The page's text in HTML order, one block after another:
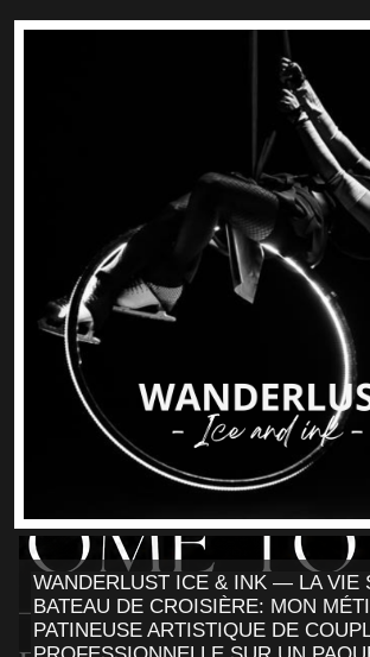
WANDERLUST ICE & INK — LA VIE
BATEAU DE CROISIÈRE: MON
PATINEUSE ARTISTIQUE DE